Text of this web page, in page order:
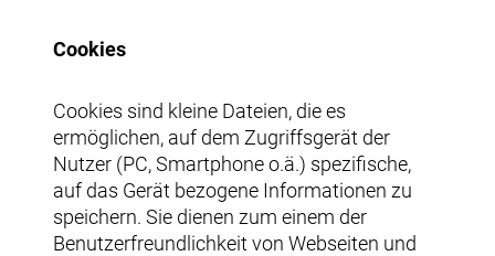
Cookies
Cookies sind kleine Dateien, die es
ermöglichen, auf dem Zugriffsgerät der
Nutzer (PC, Smartphone o.ä.) spezifische,
auf das Gerät bezogene Informationen zu
speichern. Sie dienen zum einem der
Benutzerfreundlichkeit von Webseiten und